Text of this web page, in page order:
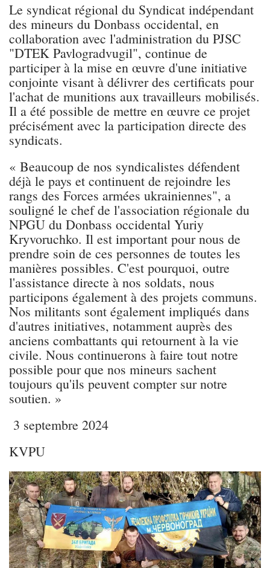
Le syndicat régional du Syndicat indépendant
des mineurs du Donbass occidental, en
collaboration avec l'administration du PJSC
"DTEK Pavlogradvugil", continue de
participer à la mise en œuvre d'une initiative
conjointe visant à délivrer des certificats pour
l'achat de munitions aux travailleurs mobilisés.
Il a été possible de mettre en œuvre ce projet
précisément avec la participation directe des
syndicats.
« Beaucoup de nos syndicalistes défendent
déjà le pays et continuent de rejoindre les
rangs des Forces armées ukrainiennes", a
souligné le chef de l'association régionale du
NPGU du Donbass occidental Yuriy
Kryvoruchko. Il est important pour nous de
prendre soin de ces personnes de toutes les
manières possibles. C'est pourquoi, outre
l'assistance directe à nos soldats, nous
participons également à des projets communs.
Nos militants sont également impliqués dans
d'autres initiatives, notamment auprès des
anciens combattants qui retournent à la vie
civile. Nous continuerons à faire tout notre
possible pour que nos mineurs sachent
toujours qu'ils peuvent compter sur notre
soutien. »
3 septembre 2024
KVPU